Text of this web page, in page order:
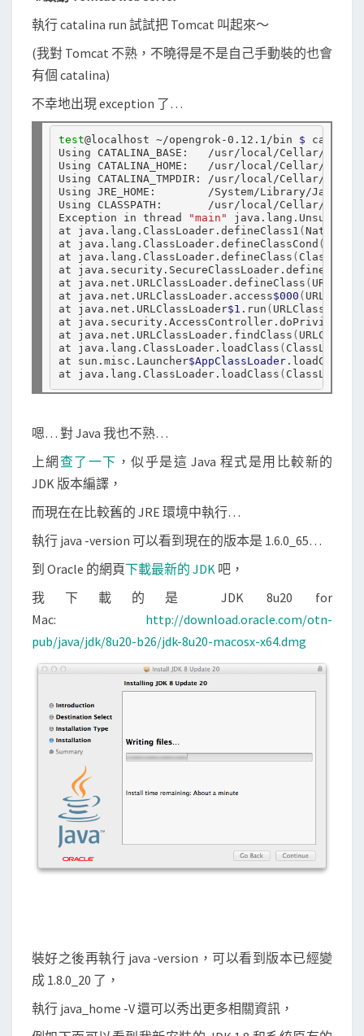
執行 catalina run 試試把 Tomcat 叫起來～
(我對 Tomcat 不熟，不曉得是不是自己手動裝的也會
有個 catalina)
不幸地出現 exception 了…
test@localhost ~/opengrok-0.12.1/bin $
Using CATALINA_BASE:   /usr/local/Cellar/
Using CATALINA_HOME:   /usr/local/Cellar/
Using CATALINA_TMPDIR: /usr/local/Cellar/
Using JRE_HOME:        /System/Library/Java/
Using CLASSPATH:       /usr/local/Cellar/
Exception in thread
"main"
at java.lang.ClassLoader.defineClass1 ( Native
at java.lang.ClassLoader.defineClassCond (
at java.lang.ClassLoader.defineClass (
at java.security.SecureClassLoader.defineClass
at java.net.URLClassLoader.defineClass (
at java.net.URLClassLoader.access$000 (
at java.net.URLClassLoader$1 .run (
at java.security.AccessController.doPrivileged
at java.net.URLClassLoader.findClass (
at java.lang.ClassLoader.loadClass (
at sun.misc.Launcher$AppClassLoader.loadClass
at java.lang.ClassLoader.loadClass (
嗯… 對 Java 我也不熟…
上網 查了一下 ，似乎是這 Java 程式是用比較新的
JDK 版本編譯，
而現在在比較舊的 JRE 環境中執行…
執行 java -version 可以看到現在的版本是 1.6.0_65…
到 Oracle 的網頁下載最新的 JDK 吧，
我下載的是 JDK 8u20 for
Mac: http://download.oracle.com/otn-
pub/java/jdk/8u20-b26/jdk-8u20-macosx-x64.dmg
裝好之後再執行 java -version，可以看到版本已經變
成 1.8.0_20 了，
執行 java_home -V 還可以秀出更多相關資訊，